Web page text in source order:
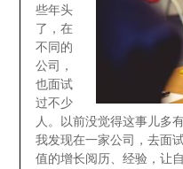
些年头
了，在
不同的
公司，
也面试
过不少
人。以前没觉得这事儿多
我发现在一家公司，去面
值的增长阅历、经验，让